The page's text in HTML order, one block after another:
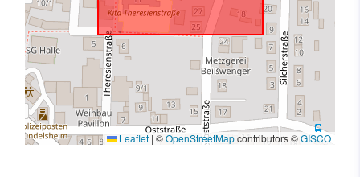
Leaflet | ©OpenStreetMapcontributors ©GISCO